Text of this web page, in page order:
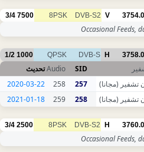
V
DVB-S2
8PSK
7500
3/4
Occasional Feeds,
H
DVB-S
QPSK
1000
1/2
SID
Audioتحديث
تشفير (مجانا) 257
258
2020-03-22
تشفير (مجانا) 258
259
2021-01-18
H
DVB-S2
8PSK
2500
3/4
Occasional Feeds,